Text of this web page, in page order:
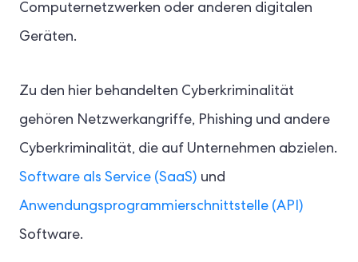
Computernetzwerken oder anderen digitalen
Geräten.
Zu den hier behandelten Cyberkriminalität
gehören Netzwerkangriffe, Phishing und andere
Cyberkriminalität, die auf Unternehmen abzielen.
Software als Service (SaaS) und
Anwendungsprogrammierschnittstelle (API)
Software.